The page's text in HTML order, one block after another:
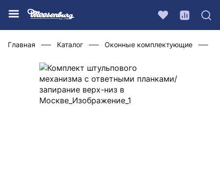
Главная Каталог Оконные комплектующие